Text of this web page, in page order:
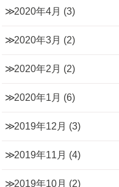
2020年4月 (3)
2020年3月 (2)
2020年2月 (2)
2020年1月 (6)
2019年12月 (3)
2019年11月 (4)
2019年10月 (2)